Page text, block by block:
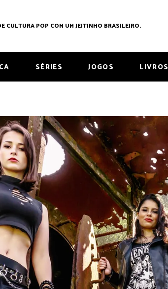
CULTURA POP COM UM JEITINHO BRASILEIRO.
SÉRIES JOGOS LIVROS